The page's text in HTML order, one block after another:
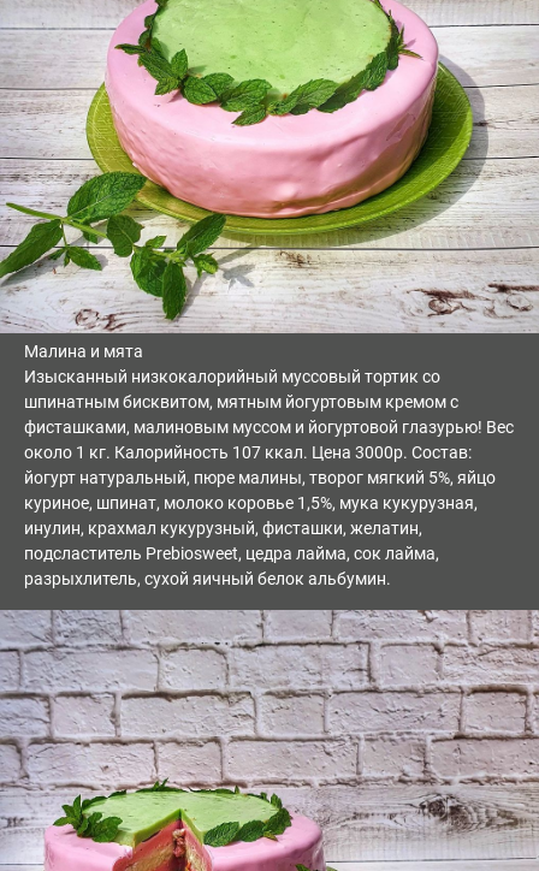
Малина и мята
Изысканный низкокалорийный муссовый тортик со
шпинатным бисквитом, мятным йогуртовым кремом с
фисташками, малиновым муссом и йогуртовой глазурью! Вес
около 1 кг. Калорийность 107 ккал. Цена 3000р. Состав:
йогурт натуральный, пюре малины, творог мягкий 5%, яйцо
куриное, шпинат, молоко коровье 1,5%, мука кукурузная,
инулин, крахмал кукурузный, фисташки, желатин,
подсластитель Prebiosweet, цедра лайма, сок лайма,
разрыхлитель, сухой яичный белок альбумин.